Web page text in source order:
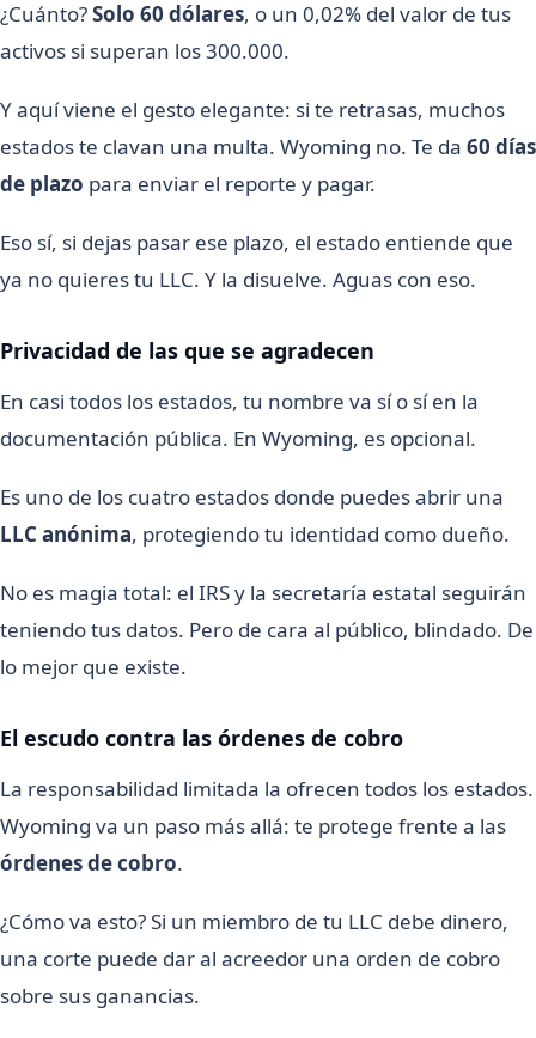
¿Cuánto?Solo 60 dólares, o un 0,02% del valor de tus
activos si superan los 300.000.
Y aquí viene el gesto elegante: si te retrasas, muchos
estados te clavan una multa. Wyoming no. Te da 60 días
de plazo para enviar el reporte y pagar.
Eso sí, si dejas pasar ese plazo, el estado entiende que
ya no quieres tu LLC. Y la disuelve. Aguas con eso.
Privacidad de las que se agradecen
En casi todos los estados, tu nombre va sí o sí en la
documentación pública. En Wyoming, es opcional.
Es uno de los cuatro estados donde puedes abrir una
LLC anónima, protegiendo tu identidad como dueño.
No es magia total: el IRS y la secretaría estatal seguirán
teniendo tus datos. Pero de cara al público, blindado. De
lo mejor que existe.
El escudo contra las órdenes de cobro
La responsabilidad limitada la ofrecen todos los estados.
Wyoming va un paso más allá: te protege frente a las
órdenes de cobro.
¿Cómo va esto? Si un miembro de tu LLC debe dinero,
una corte puede dar al acreedor una orden de cobro
sobre sus ganancias.